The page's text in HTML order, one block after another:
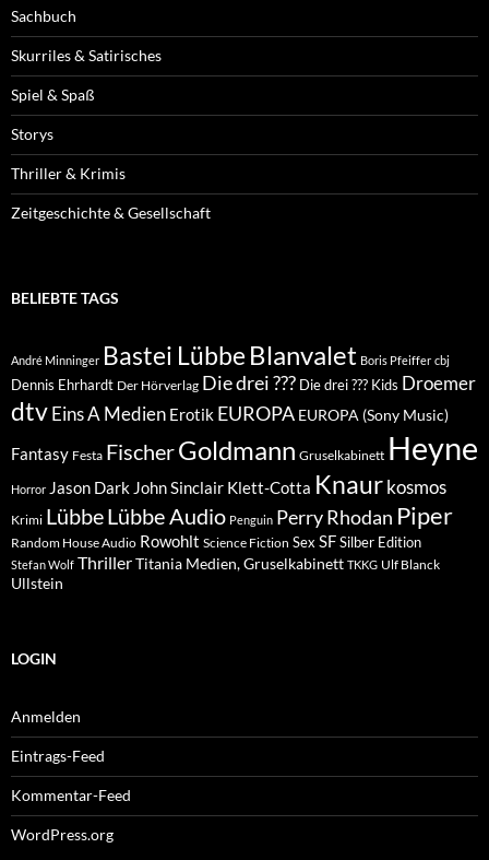
Sachbuch
Skurriles & Satirisches
Spiel & Spaß
Storys
Thriller & Krimis
Zeitgeschichte & Gesellschaft
BELIEBTE TAGS
André Minninger Bastei Lübbe Blanvalet Boris Pfeiffer cbj
Dennis Ehrhardt Der Hörverlag Die drei ??? Die drei ??? Kids Droemer
dtvEins A Medien Erotik EUROPA EUROPA (Sony Music)
Fantasy Festa FischerGoldmann Gruselkabinett Heyne
Horror Jason Dark John Sinclair Klett-Cotta Knaur kosmos
Krimi LübbeLübbe Audio Penguin Perry Rhodan Piper
Random House Audio Rowohlt Science Fiction Sex SFSilber Edition
Stefan Wolf ThrillerTitania Medien, Gruselkabinett TKKG Ulf Blanck
Ullstein
LOGIN
Anmelden
Eintrags-Feed
Kommentar-Feed
WordPress.org